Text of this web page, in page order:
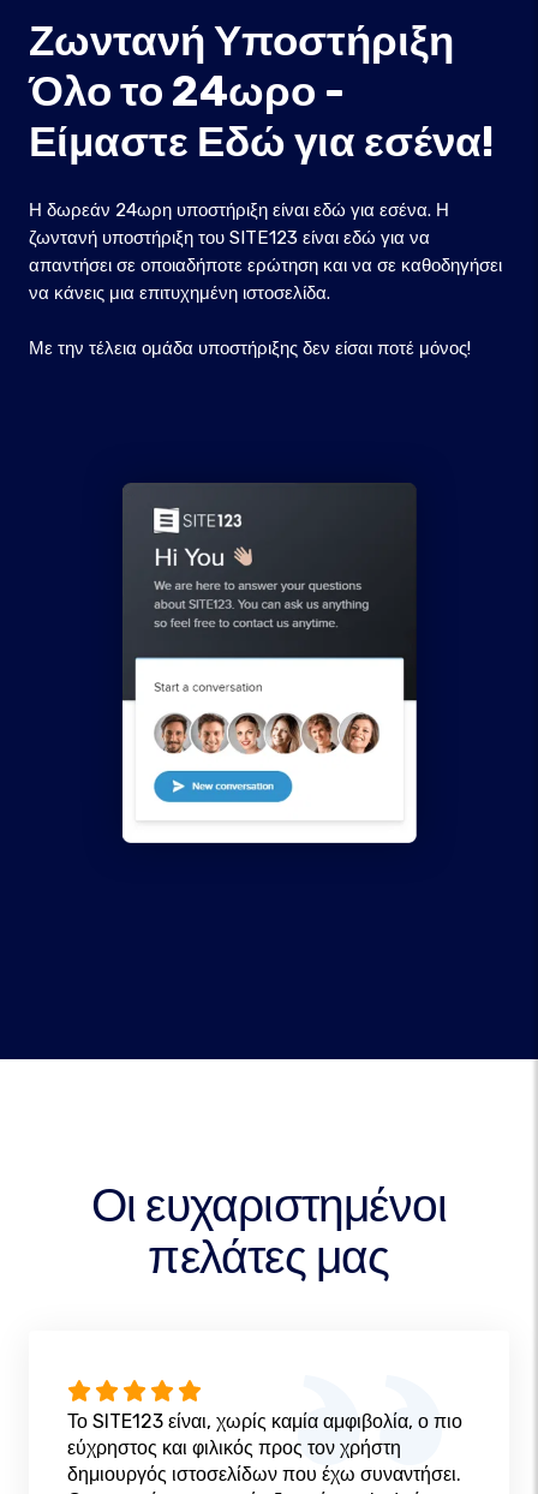
Ζωντανή Υποστήριξη
Όλο το 24ωρο -
Είμαστε Εδώ για εσένα!
Η δωρεάν 24ωρη υποστήριξη είναι εδώ για εσένα. Η
ζωντανή υποστήριξη του SITE123 είναι εδώ για να
απαντήσει σε οποιαδήποτε ερώτηση και να σε καθοδηγήσει
να κάνεις μια επιτυχημένη ιστοσελίδα.
Με την τέλεια ομάδα υποστήριξης δεν είσαι ποτέ μόνος!
Οι ευχαριστημένοι
πελάτες μας
Το SITE123 είναι, χωρίς καμία αμφιβολία, ο πιο
εύχρηστος και φιλικός προς τον χρήστη
δημιουργός ιστοσελίδων που έχω συναντήσει.